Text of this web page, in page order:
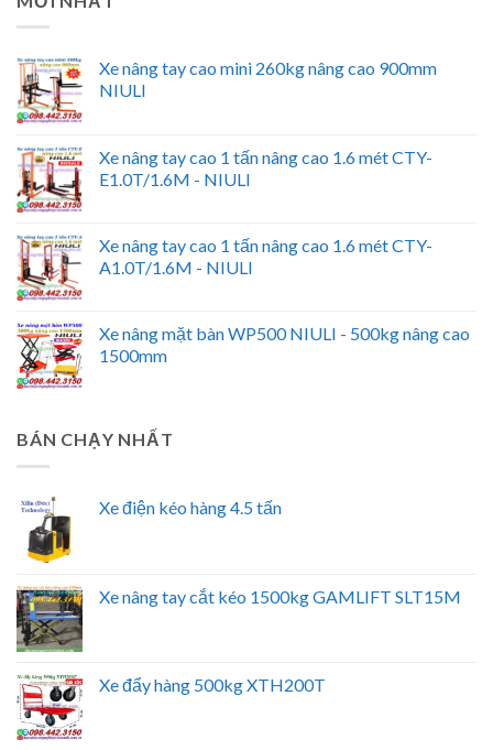
Xe nâng tay cao mini 260kg nâng cao 900mm
NIULI
Xe nâng tay cao 1 tấn nâng cao 1.6 mét CTY-
E1.0T/1.6M - NIULI
Xe nâng tay cao 1 tấn nâng cao 1.6 mét CTY-
A1.0T/1.6M - NIULI
Xe nâng mặt bàn WP500 NIULI - 500kg nâng cao
1500mm
BÁN CHẠY NHẤT
Xe điện kéo hàng 4.5 tấn
Xe nâng tay cắt kéo 1500kg GAMLIFT SLT15M
Xe đẩy hàng 500kg XTH200T